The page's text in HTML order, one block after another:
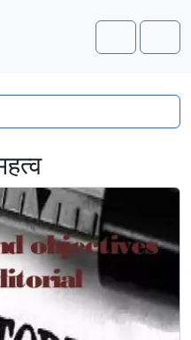
Search